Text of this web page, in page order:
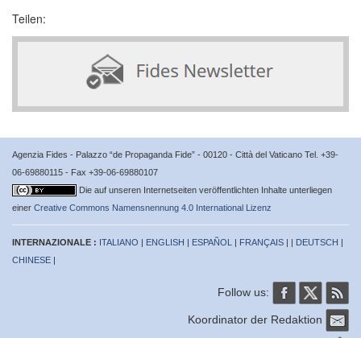
Teilen:
Agenzia Fides - Palazzo “de Propaganda Fide” - 00120 - Città del Vaticano Tel. +39-
06-69880115 - Fax +39-06-69880107
Die auf unseren Internetseiten veröffentlichten Inhalte unterliegen
einer Creative Commons Namensnennung 4.0 International Lizenz
INTERNAZIONALE : ITALIANO | ENGLISH | ESPAÑOL | FRANÇAIS | | DEUTSCH |
CHINESE |
Follow us:
Koordinator der Redaktion